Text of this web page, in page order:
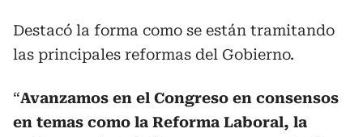
Destacó la forma como se están tramitando
las principales reformas del Gobierno.
“Avanzamos en el Congreso en consensos
en temas como la Reforma Laboral, la